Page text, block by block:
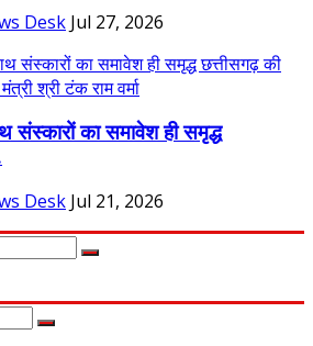
Desk Jul 27, 2026
संस्कारों का समावेश ही समृद्ध
Desk Jul 21, 2026